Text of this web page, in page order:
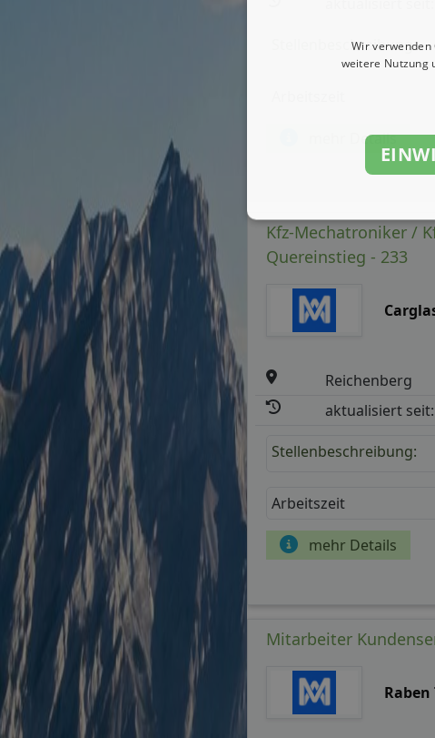
Stellenbeschreibung:
mehr Details
Kfz-Mechatroniker /
Quereinstieg - 233
Reichenberg
aktualisiert
Stellenbeschreibung:
Arbeitszeit
mehr Details
Mitarbeiter
Wir
weitere Nutzung